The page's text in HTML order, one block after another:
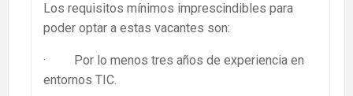
Los requisitos mínimos imprescindibles para
poder optar a estas vacantes son:
· Por lo menos tres años de experiencia en
entornos TIC.